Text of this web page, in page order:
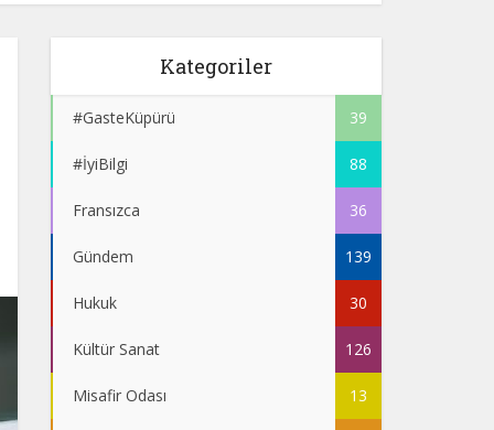
Kategoriler
#GasteKüpürü 39
#İyiBilgi 88
Fransızca 36
Gündem 139
Hukuk 30
Kültür Sanat 126
Misafir Odası 13